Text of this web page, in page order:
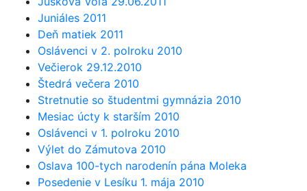
Juniáles 2011
Deň matiek 2011
Oslávenci v 2. polroku 2010
Večierok 29.12.2010
Štedrá večera 2010
Stretnutie so študentmi gymnázia 2010
Mesiac úcty k starším 2010
Oslávenci v 1. polroku 2010
Výlet do Zámutova 2010
Oslava 100-tych narodenín pána Moleka
Posedenie v Lesíku 1. mája 2010